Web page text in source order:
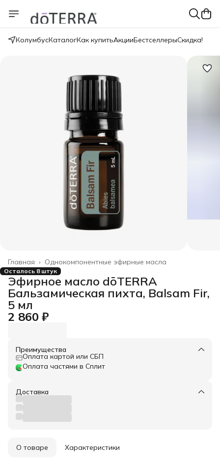
КолумбусКаталогКак купитьАкцииБестселлерыСкидка!
Однокомпонентные эфирные масла
Главная ›
Осталось 8 штук
Эфирное масло dōTERRA
Бальзамическая пихта, Balsam Fir,
5 мл
2 860 ₽
Преимущества
Оплата картой или СБП
Оплата частями в Сплит
Доставка
О товаре Характеристики